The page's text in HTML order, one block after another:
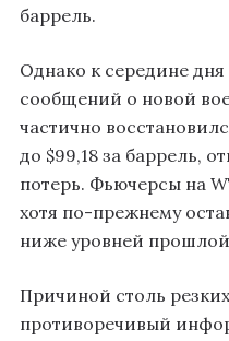
баррель.
Однако к середине
сообщений о новой
частично
до $99,18 за баррель,
потерь. Фьючерсы на
хотя по-прежнему
ниже уровней
Причиной столь
противоречивый